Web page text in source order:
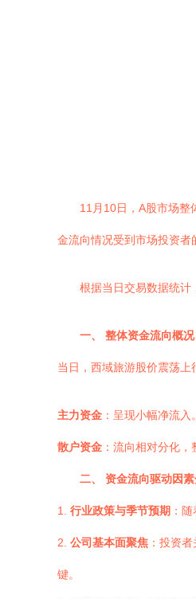
11月10日，A股市场整
金流向情况受到市场投资者
根据当日交易数据统计
一、 整体资金流向概况
当日，西域旅游股价震荡上
主力资金 ：呈现小幅净流
散户资金 ：流向相对分化，
二、 资金流向驱动因
1. 行业政策与季节预期 ：
2. 公司基本面聚焦 ：投资
键。